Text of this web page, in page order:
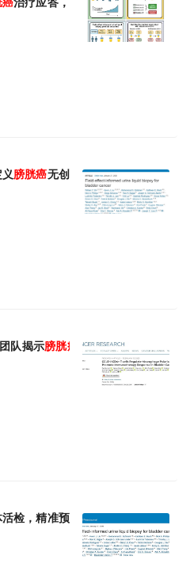
膀胱癌无创尿液筛查的精度与速度
队揭示膀胱癌 免疫治疗关键调控机制
检，精准预测 膀胱癌治疗响应，助